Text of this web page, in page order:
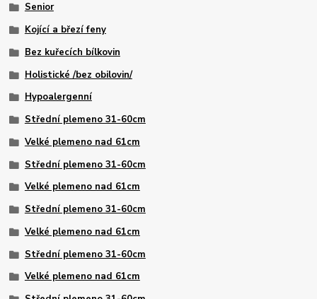
Senior
Kojící a březí feny
Bez kuřecích bílkovin
Holistické /bez obilovin/
Hypoalergenní
Střední plemeno 31-60cm
Velké plemeno nad 61cm
Střední plemeno 31-60cm
Velké plemeno nad 61cm
Střední plemeno 31-60cm
Velké plemeno nad 61cm
Střední plemeno 31-60cm
Velké plemeno nad 61cm